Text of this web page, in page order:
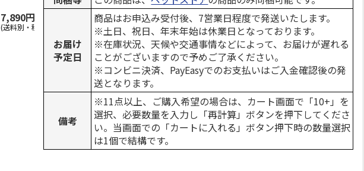
7,890円
(送料別・税込)
1,550円
(送料別・税込)
1,320円
(送料別・税込)
470円
(送料別・税込)
120円
(送料別・税込)
お届け
予定日
商品はお申込み受付後、7営業日程度で発送いたします。
※土日、祝日、年末年始は休業日となっております。
※在庫状況、天候や交通事情などによって、お届けが遅れる
ことがございますので予めご了承ください。
※コンビニ決済、PayEasyでのお支払いはご入金確認後の発
送となります。
備考
※11点以上、ご購入希望の場合は、カート画面で「10+」を
選択、必要数量を入力し「再計算」ボタンを押下してくださ
い。当画面での「カートに入れる」ボタン押下時の数量選択
は1個で結構です。